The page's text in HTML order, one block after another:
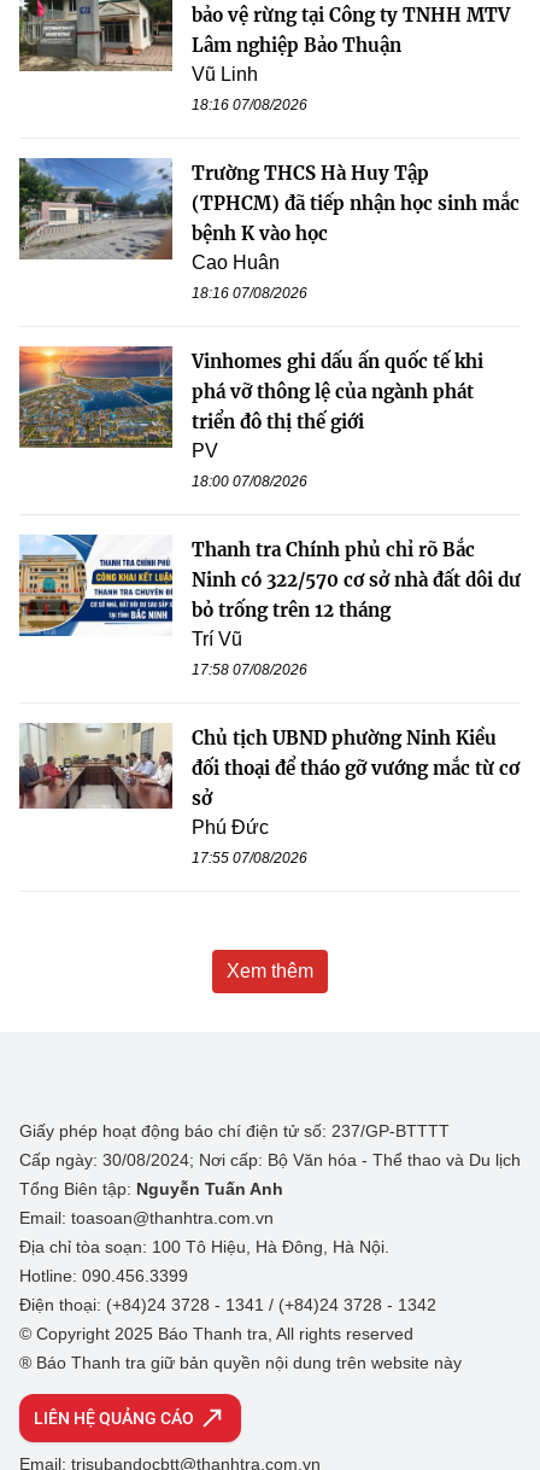
bảo vệ rừng tại Công ty TNHH MTV
Lâm nghiệp Bảo Thuận
Vũ Linh
18:16 07/08/2026
Trường THCS Hà Huy Tập
(TPHCM) đã tiếp nhận học sinh mắc
bệnh K vào học
Cao Huân
18:16 07/08/2026
Vinhomes ghi dấu ấn quốc tế khi
phá vỡ thông lệ của ngành phát
triển đô thị thế giới
PV
18:00 07/08/2026
Thanh tra Chính phủ chỉ rõ Bắc
Ninh có 322/570 cơ sở nhà đất dôi dư
bỏ trống trên 12 tháng
Trí Vũ
17:58 07/08/2026
Chủ tịch UBND phường Ninh Kiều
đối thoại để tháo gỡ vướng mắc từ cơ
sở
Phú Đức
17:55 07/08/2026
Xem thêm
Giấy phép hoạt động báo chí điện tử số: 237/GP-BTTTT
Cấp ngày: 30/08/2024; Nơi cấp: Bộ Văn hóa - Thể thao và Du lịch
Tổng Biên tập: Nguyễn Tuấn Anh
Email: toasoan@thanhtra.com.vn
Địa chỉ tòa soạn: 100 Tô Hiệu, Hà Đông, Hà Nội.
Hotline: 090.456.3399
Điện thoại: (+84)24 3728 - 1341 / (+84)24 3728 - 1342
© Copyright 2025 Báo Thanh tra, All rights reserved
® Báo Thanh tra giữ bản quyền nội dung trên website này
LIÊN HỆ QUẢNG CÁO
Email: trisubandocbtt@thanhtra.com.vn